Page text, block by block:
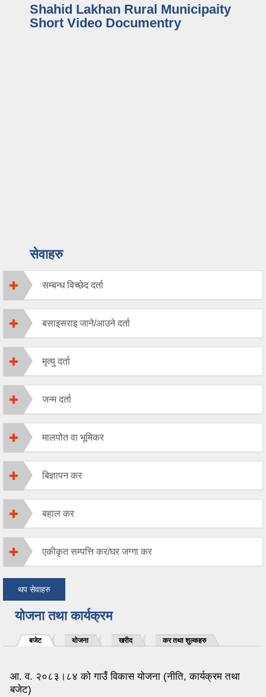
Shahid Lakhan Rural Municipaity
Short Video Documentry
सेवाहरु
सम्बन्ध विच्छेद दर्ता
बसाइसराइ जाने/आउने दर्ता
मृत्यु दर्ता
जन्म दर्ता
मालपोत वा भूमिकर
बिज्ञापन कर
बहाल कर
एकीकृत सम्पत्ति कर/घर जग्गा कर
थप सेवाहरु
योजना तथा कार्यक्रम
बजेट योजना खरीद कर तथा शुल्कहरु
आ. व. २०८३।८४ को गाउँ विकास योजना (नीति, कार्यक्रम तथा
बजेट)